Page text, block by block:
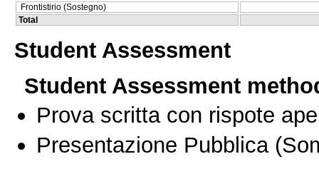
Frontistirio (Sostegno)
Total
Student Assessment
Student Assessment
Prova scritta con rispote
Presentazione Pubblica